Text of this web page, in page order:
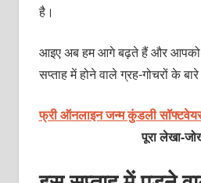
है।
आइए अब हम आगे बढ़ते हैं और
सप्ताह में होने वाले ग्रह-गोचरों के
फ्री ऑनलाइन जन्म कुंडली
पूरा लेखा-